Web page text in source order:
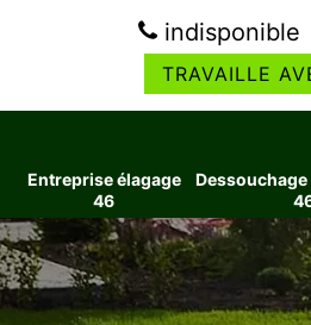
indisponible
TRAVAILLE
Entreprise élagage
46